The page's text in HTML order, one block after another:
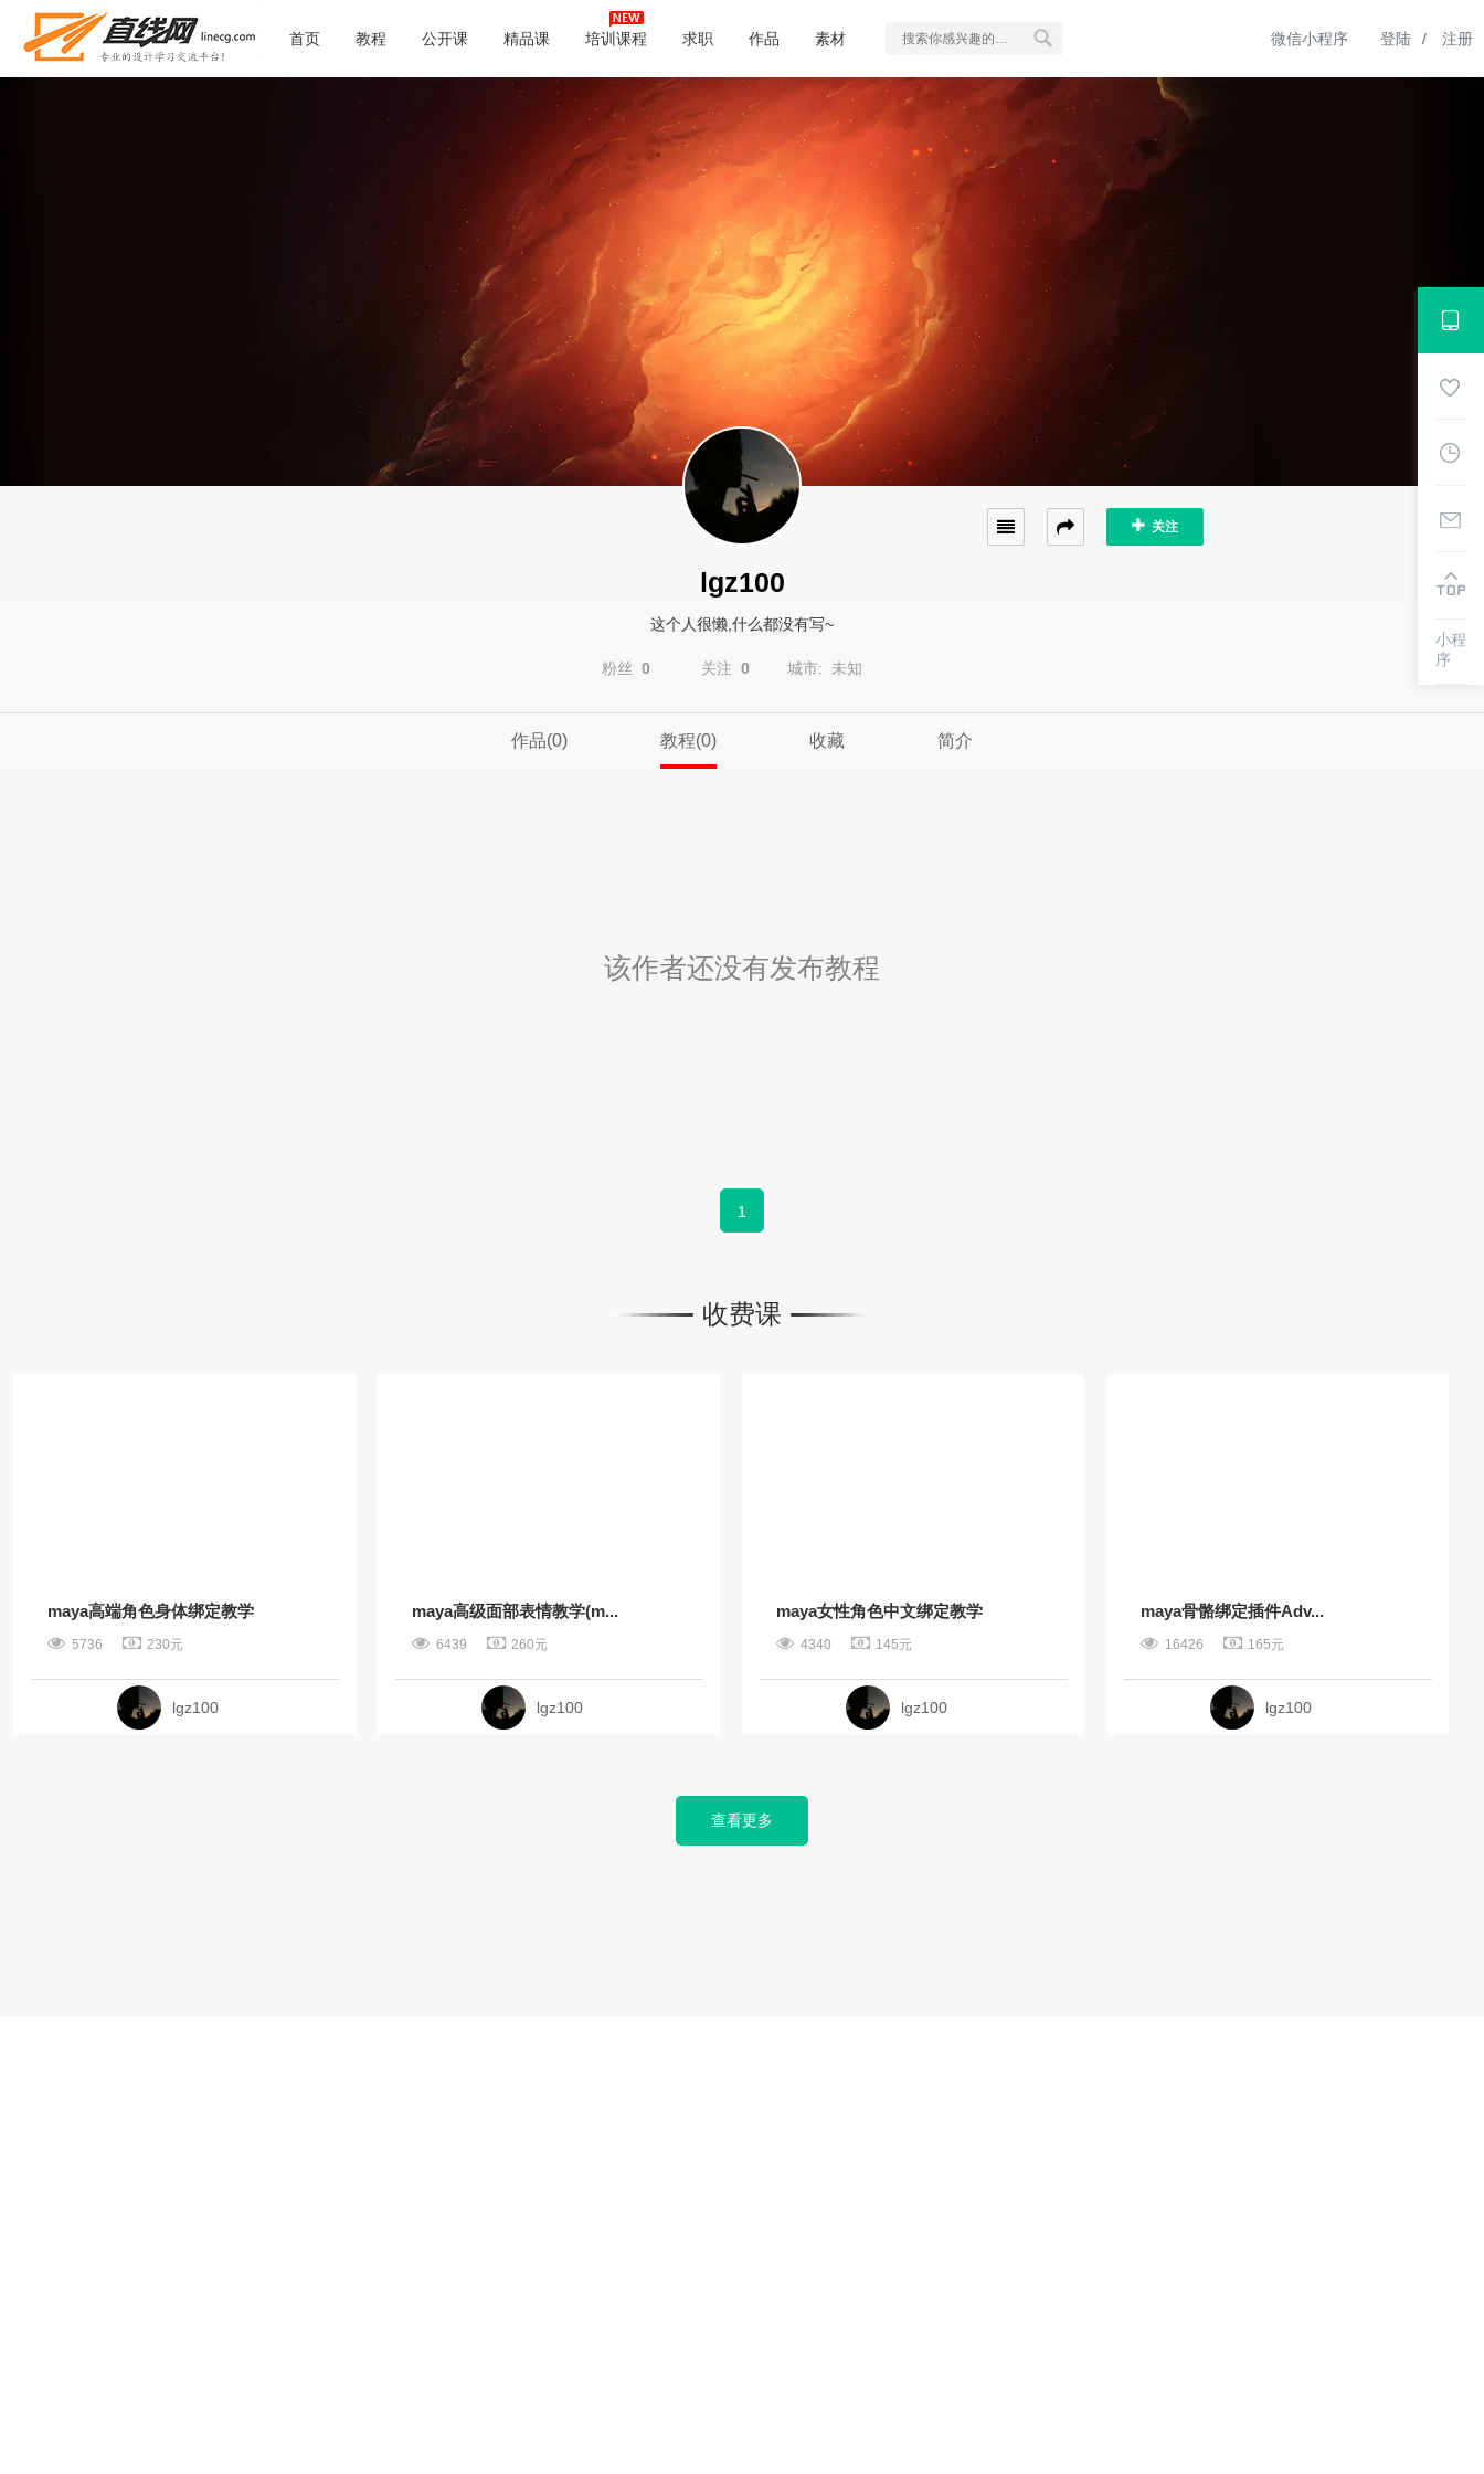
小程
序
首页 教程 公开课 精品课 培训课程 求职 作品 素材 微信小程序 登陆 / 注册
关注
lgz100
这个人很懒,什么都没有写~
粉丝 0 关注 0 城市: 未知
作品(0) 教程(0) 收藏 简介
该作者还没有发布教程
1
收费课
maya高端角色身体绑定教学
5736 230元
lgz100
maya高级面部表情教学(m...
6439 260元
lgz100
maya女性角色中文绑定教学
4340 145元
lgz100
maya骨骼绑定插件Adv...
16426 165元
lgz100
查看更多